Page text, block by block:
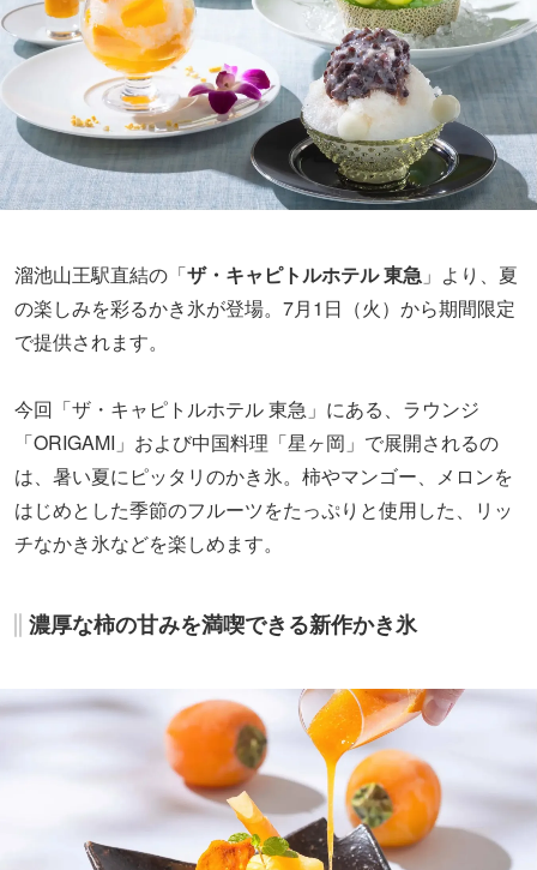
溜池山王駅直結の「ザ・キャピトルホテル 東急 」より、夏
の楽しみを彩るかき氷が登場。7月1日（火）から期間限定
で提供されます。
今回「ザ・キャピトルホテル 東急」にある、ラウンジ
「ORIGAMI」および中国料理「星ヶ岡」で展開されるの
は、暑い夏にピッタリのかき氷。柿やマンゴー、メロンを
はじめとした季節のフルーツをたっぷりと使用した、リッ
チなかき氷などを楽しめます。
濃厚な柿の甘みを満喫できる新作かき氷